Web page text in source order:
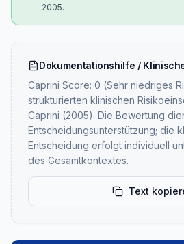
2005.
Dokumentationshilfe /
Caprini Score: 0 (Sehr niedriges
strukturierten klinischen
Caprini (2005). Die Bewertung
Entscheidungsunterstützung; die
Entscheidung erfolgt individuell
des Gesamtkontextes.
Text